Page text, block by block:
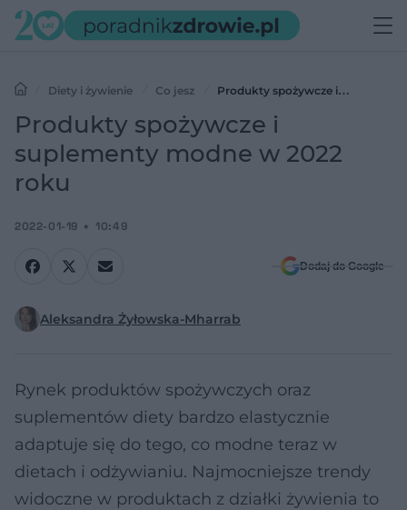
Diety i żywienie Co jesz
Produkty spożywcze i
suplementy modne w 2022 roku
Produkty spożywcze i
suplementy modne w 2022
roku
2022-01-19 10:49
Dodaj do Google
Aleksandra Żyłowska-Mharrab
Rynek produktów spożywczych oraz
suplementów diety bardzo elastycznie
adaptuje się do tego, co modne teraz w
dietach i odżywianiu. Najmocniejsze trendy
widoczne w produktach z działki żywienia to